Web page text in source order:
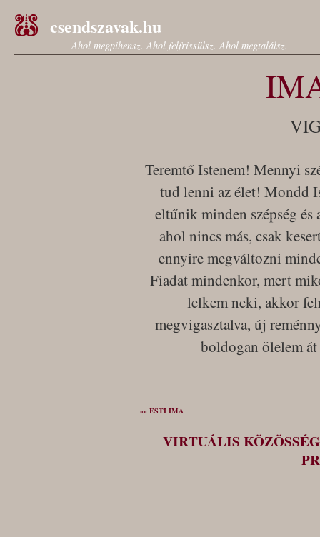
csendszavak.hu
Ahol megpihensz. Ahol felfrissülsz. Ahol megtalálsz.
Teremtő Istenem! Mennyi
tud lenni az élet! Mondd
eltűnik minden szépség
ahol nincs más, csak
ennyire megváltozni
Fiadat mindenkor, mert
lelkem neki, akkor
megvigasztalva, új
boldogan ölelem
«« ESTI IMA
VIRTUÁLIS KÖZÖSSÉG